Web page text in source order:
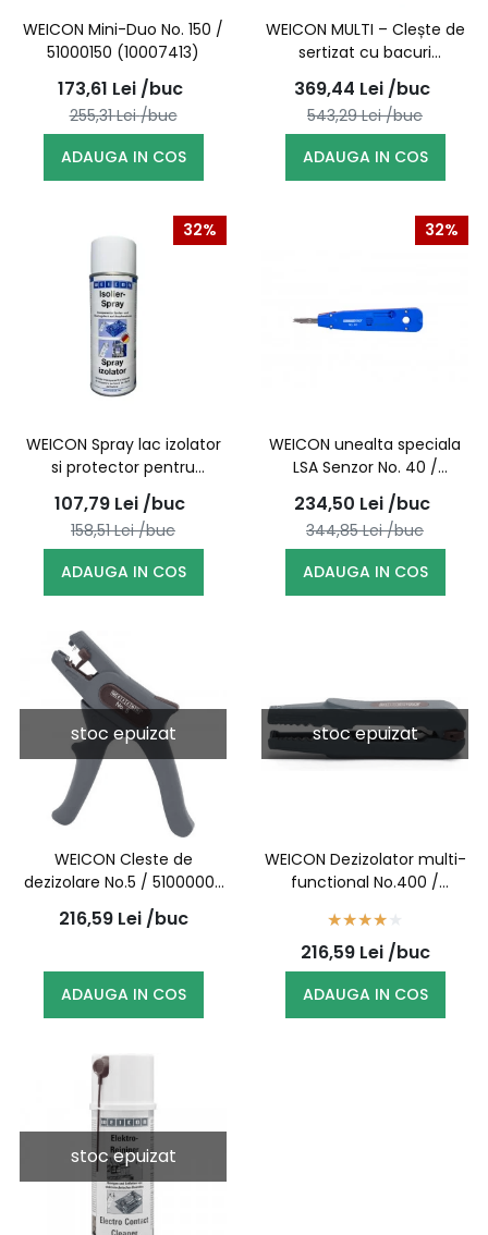
WEICON Mini-Duo No. 150 /
51000150 (10007413)
173,61 Lei /buc
255,31Lei /buc
ADAUGA IN COS
WEICON MULTI – Clește de
sertizat cu bacuri
interschimbabile (MC4 /
pini / papuci) / 10100515
369,44 Lei /buc
543,29Lei /buc
ADAUGA IN COS
32%
WEICON Spray lac izolator
si protector pentru
etansare si izolare, 400 ml
/ 10059805
107,79 Lei /buc
158,51Lei /buc
ADAUGA IN COS
32%
WEICON unealta speciala
LSA Senzor No. 40 /
52000040 (10054013)
234,50 Lei /buc
344,85Lei /buc
ADAUGA IN COS
stoc epuizat
WEICON Cleste de
dezizolare No.5 / 51000005
(10006786)
216,59 Lei /buc
ADAUGA IN COS
stoc epuizat
WEICON Dezizolator multi-
functional No.400 /
216,59 Lei /buc
ADAUGA IN COS
stoc epuizat